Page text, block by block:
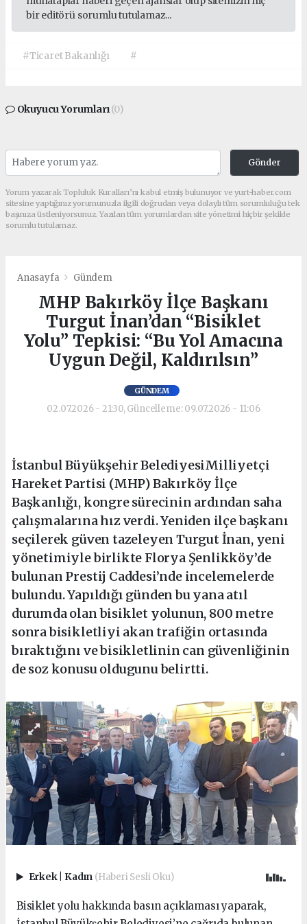
bir editörü sorumlu tutulamaz...
#Ticaret Bakanlığı #
Okuyucu Yorumları(0)
Gönder
Yorum yazarak Topluluk Kuralları’nı kabul etmiş bulunuyor ve yurt-haber.com
sitesine yaptığınız yorumunuzla ilgili doğrudan veya dolaylı tüm sorumluluğu tek
başınıza üstleniyorsunuz. Yazılan tüm yorumlardan site yönetimi hiçbir şekilde
sorumlu tutulamaz.
Anasayfa Gündem
MHP Bakırköy İlçe Başkanı
Turgut İnan’dan “Bisiklet
Yolu” Tepkisi: “Bu Yol Amacına
Uygun Değil, Kaldırılsın”
GÜNDEM
02.07.2026 - 21:30, Güncelleme: 09.07.2026 - 11:06
İstanbul Büyükşehir BelediyesiMilliyetçi
Hareket Partisi (MHP) Bakırköy İlçe
Başkanlığı, kongre sürecinin ardından saha
çalışmalarına hız verdi. Yeniden ilçe başkanı
seçilerek güven tazeleyen Turgut İnan, yeni
yönetimiyle birlikte Florya Şenlikköy’de
bulunan Prestij Caddesi’nde incelemelerde
bulundu. Yapıldığı günden bu yana atıl
durumda olan bisiklet yolunun, 800 metre
sonra bisikletliyi akan trafiğin ortasında
bıraktığını ve bisikletlinin can güvenliğinin
de soz konusu oldugunu belirtti.
Erkek Kadın (Haberi Sesli Oku)
Bisiklet yolu hakkında basın açıklaması yaparak,